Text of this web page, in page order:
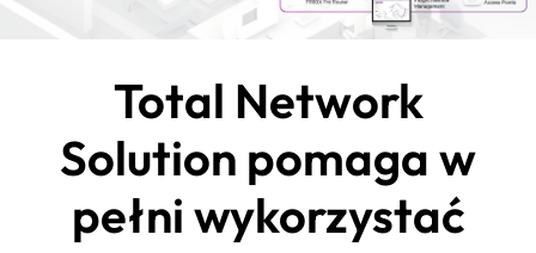
Total Network
Solution pomaga w
pełni wykorzystać